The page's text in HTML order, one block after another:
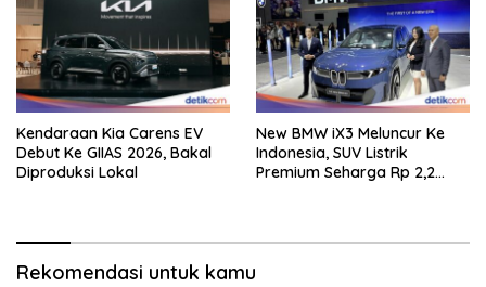
Kendaraan Kia Carens EV
Debut Ke GIIAS 2026, Bakal
Diproduksi Lokal
New BMW iX3 Meluncur Ke
Indonesia, SUV Listrik
Premium Seharga Rp 2,2
Rekomendasi untuk kamu